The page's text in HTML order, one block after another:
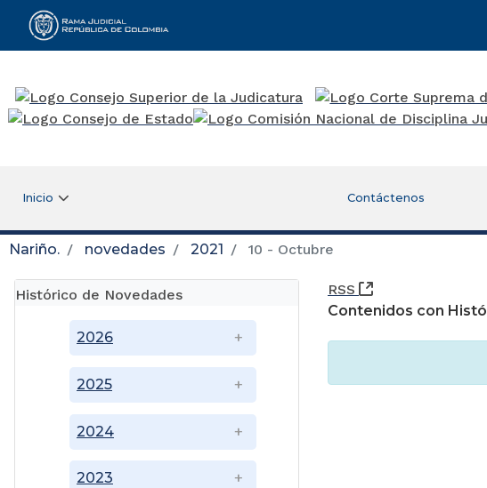
Rama Judicial
Inicio Contáctenos
Nariño. novedades 2021 10 - Octubre
Histórico de Novedades
2023
2024
2025
2026
RSS
(Abre una nueva
Contenidos con